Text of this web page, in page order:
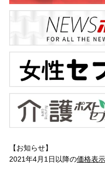
【お知らせ】
2021年4月1日以降の価格表